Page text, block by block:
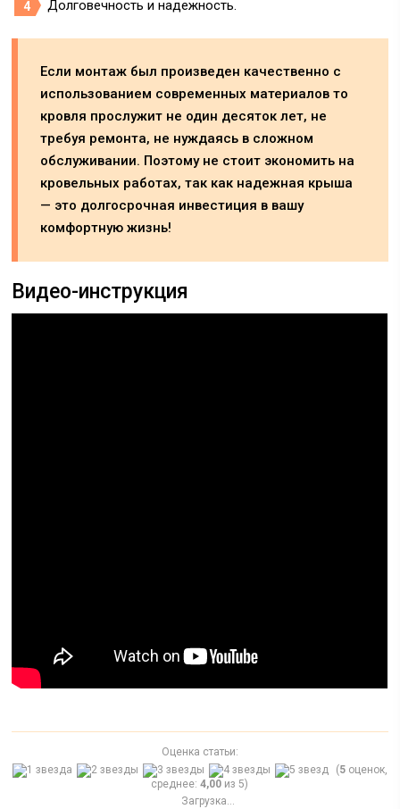
Долговечность и надежность.
Если монтаж был произведен качественно с
использованием современных материалов то
кровля прослужит не один десяток лет, не
требуя ремонта, не нуждаясь в сложном
обслуживании. Поэтому не стоит экономить на
кровельных работах, так как надежная крыша
— это долгосрочная инвестиция в вашу
комфортную жизнь!
Видео-инструкция
Оценка статьи:
(5оценок,
среднее:4,00 из 5)
Загрузка...